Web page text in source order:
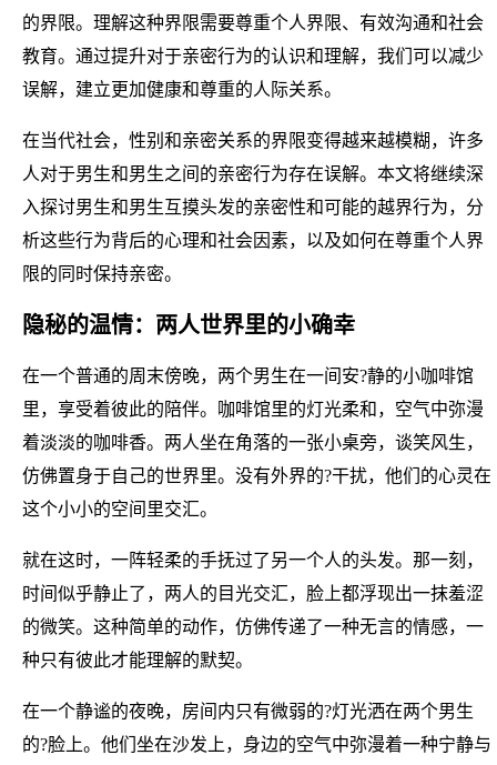
的界限。理解这种界限需要尊重个人界限、有效沟通和社会
教育。通过提升对于亲密行为的认识和理解，我们可以减少
误解，建立更加健康和尊重的人际关系。
在当代社会，性别和亲密关系的界限变得越来越模糊，许多
人对于男生和男生之间的亲密行为存在误解。本文将继续深
入探讨男生和男生互摸头发的亲密性和可能的越界行为，分
析这些行为背后的心理和社会因素，以及如何在尊重个人界
限的同时保持亲密。
隐秘的温情：两人世界里的小确幸
在一个普通的周末傍晚，两个男生在一间安?静的小咖啡馆
里，享受着彼此的陪伴。咖啡馆里的灯光柔和，空气中弥漫
着淡淡的咖啡香。两人坐在角落的一张小桌旁，谈笑风生，
仿佛置身于自己的世界里。没有外界的?干扰，他们的心灵在
这个小小的空间里交汇。
就在这时，一阵轻柔的手抚过了另一个人的头发。那一刻，
时间似乎静止了，两人的目光交汇，脸上都浮现出一抹羞涩
的微笑。这种简单的动作，仿佛传递了一种无言的情感，一
种只有彼此才能理解的默契。
在一个静谧的夜晚，房间内只有微弱的?灯光洒在两个男生
的?脸上。他们坐在沙发上，身边的空气中弥漫着一种宁静与